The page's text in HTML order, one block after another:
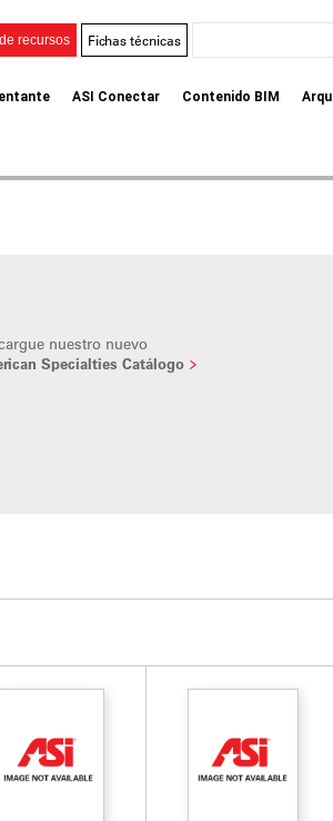
recursos Fichas técnicas
ASI Conectar Contenido BIM
nuestro nuevo
Specialties Catálogo